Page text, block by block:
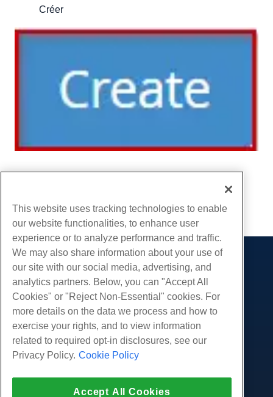
Créer
Copie URL
Des produits
Hébergement Web
Hébergement professionnel
Revendeur Hébergeur
Revendeur en marque blanche
Géré Linux VPS
Windows gérés VPS
Prestations de service
Migrations de sites Web
Communauté
Documentation produit
Tutoriels
Compagnie
À propos de nous
Centres de données
This website uses tracking technologies to enable
our website functionalities, to enhance user
experience or to analyze performance and traffic.
We may also share information about your use of
our site with our social media, advertising, and
analytics partners. Below, you can "Accept All
Cookies" or "Reject Non-Essential" cookies. For
more details on the data we process and how to
exercise your rights, and to view information
related to required opt-in disclosures, see our
Privacy Policy. Cookie Policy
Accept All Cookies